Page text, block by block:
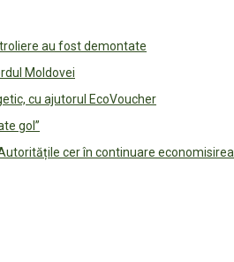
au fost demontate
Moldovei
cu ajutorul EcoVoucher
gol”
cer în continuare economisirea